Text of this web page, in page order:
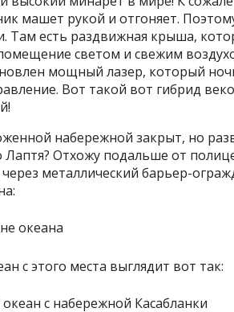
машет рукой и отгоняет.
Там есть раздвижная крыша,
светом и свежим
мощный лазер, который
Вот такой вот гибрид
набережной закрыт, но
Лаптя? Отхожу подальше от
металлический барьер-
с этого места выглядит вот так: